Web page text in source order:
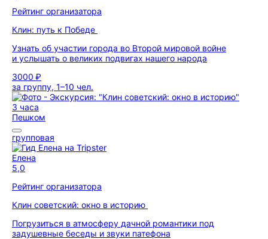
Рейтинг организатора
Клин: путь к Победе
Узнать об участии города во Второй мировой войне
и услышать о великих подвигах нашего народа
3000 ₽
за группу, 1–10 чел.
3 часа
Пешком
групповая
Елена
5,0
Рейтинг организатора
Клин советский: окно в историю
Погрузиться в атмосферу дачной романтики под
задушевные беседы и звуки патефона